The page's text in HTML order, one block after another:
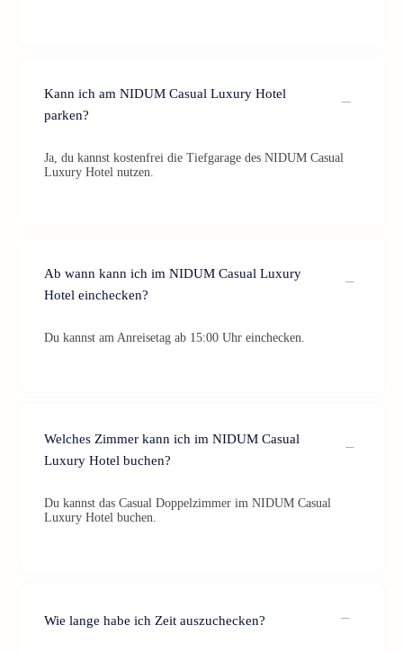
Kann ich am NIDUM Casual Luxury Hotel
parken?
Ja, du kannst kostenfrei die Tiefgarage des NIDUM Casual
Luxury Hotel nutzen.
Ab wann kann ich im NIDUM Casual Luxury
Hotel einchecken?
Du kannst am Anreisetag ab 15:00 Uhr einchecken.
Welches Zimmer kann ich im NIDUM Casual
Luxury Hotel buchen?
Du kannst das Casual Doppelzimmer im NIDUM Casual
Luxury Hotel buchen.
Wie lange habe ich Zeit auszuchecken?